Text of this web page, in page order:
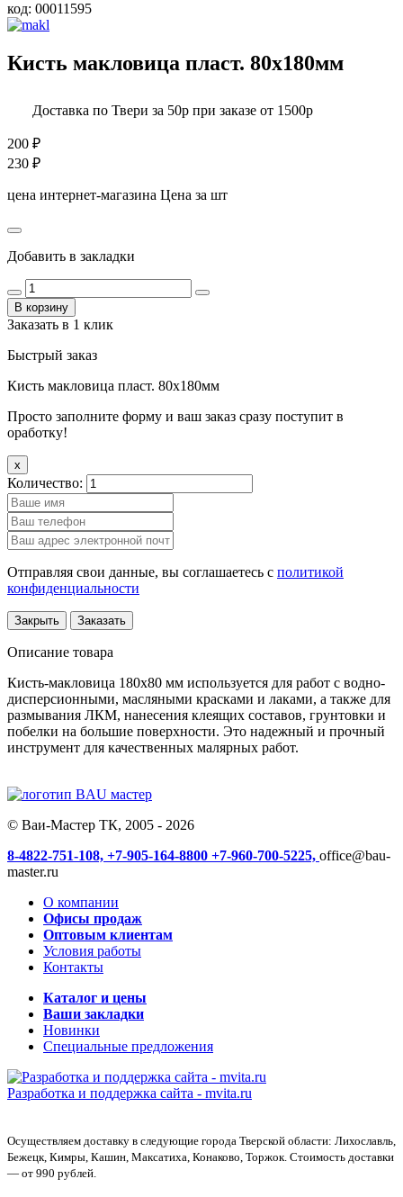
код: 00011595
Кисть макловица пласт. 80х180мм
Доставка по Твери за 50р при заказе от 1500р
200 ₽
230 ₽
цена интернет-магазина Цена за шт
Добавить в закладки
В корзину
Заказать в 1 клик
Быстрый заказ
Кисть макловица пласт. 80х180мм
Просто заполните форму и ваш заказ сразу поступит в
оработку!
x
Количество:
Отправляя свои данные, вы соглашаетесь с политикой
конфиденциальности
Закрыть Заказать
Описание товара
Кисть-макловица 180х80 мм используется для работ с водно-
дисперсионными, масляными красками и лаками, а также для
размывания ЛКМ, нанесения клеящих составов, грунтовки и
побелки на большие поверхности. Это надежный и прочный
инструмент для качественных малярных работ.
© Ваи-Мастер ТК, 2005 - 2026
8-4822-751-108, +7-905-164-8800 +7-960-700-5225, office@bau-
master.ru
О компании
Офисы продаж
Оптовым клиентам
Условия работы
Контакты
Каталог и цены
Ваши закладки
Новинки
Специальные предложения
Разработка и поддержка сайта - mvita.ru
Осуществляем доставку в следующие города Тверской области: Лихославль,
Бежецк, Кимры, Кашин, Максатиха, Конаково, Торжок. Стоимость доставки
— от 990 рублей.